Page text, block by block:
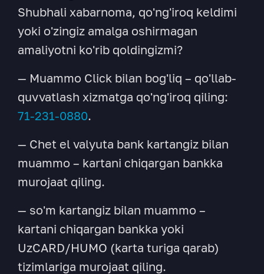
Shubhali xabarnoma, qo'ng'iroq keldimi
yoki o'zingiz amalga oshirmagan
amaliyotni ko'rib qoldingizmi?
— Muammo Click bilan bog'liq – qo'llab-
quvvatlash xizmatga qo'ng'iroq qiling:
71-231-0880.
— Chet el valyuta bank kartangiz bilan
muammo – kartani chiqargan bankka
murojaat qiling.
— so'm kartangiz bilan muammo –
kartani chiqargan bankka yoki
UzCARD/HUMO (karta turiga qarab)
tizimlariga murojaat qiling.